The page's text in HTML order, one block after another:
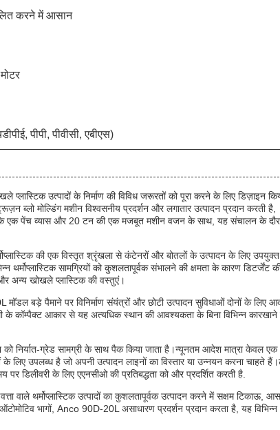
करने में आसान
पीपी, पीवीसी, एबीएस)
उत्पादों के निर्माण की विविध जरूरतों को पूरा करने के लिए डिज़ाइन
मोल्डिंग मशीन विश्वसनीय प्रदर्शन और लगातार उत्पादन प्रदान करती है,
के एक पेंच व्यास और 20 टन की एक मजबूत मशीन वजन के साथ, यह संचालन के
की एक विस्तृत श्रृंखला से कंटेनरों और बोतलों के उत्पादन के लिए उपयुक्त
थर्मोप्लास्टिक सामग्रियों को कुशलतापूर्वक संभालने की क्षमता के कारण डिटर्जेंट
अन्य खोखले प्लास्टिक की वस्तुएं।
बड़े पैमाने पर विनिर्माण संयंत्रों और छोटी उत्पादन सुविधाओं दोनों के लिए
कॉम्पैक्ट आकार से यह अत्यधिक स्थान की आवश्यकता के बिना विभिन्न
निर्यात-ग्रेड सामग्री के साथ पैक किया जाता है।न्यूनतम आदेश मात्रा केवल एक
उपलब्ध है जो अपनी उत्पादन लाइनों का विस्तार या उन्नयन करना चाहते
डिलीवरी के लिए एएनसीओ की प्रतिबद्धता को और प्रदर्शित करती है.
वाले थर्मोप्लास्टिक उत्पादों का कुशलतापूर्वक उत्पादन करने में सक्षम टिकाऊ,
भागों, Anco 90D-20L असाधारण प्रदर्शन प्रदान करता है, यह विभिन्न